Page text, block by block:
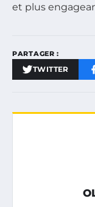
et plus
PARTAGER :
TWITTER